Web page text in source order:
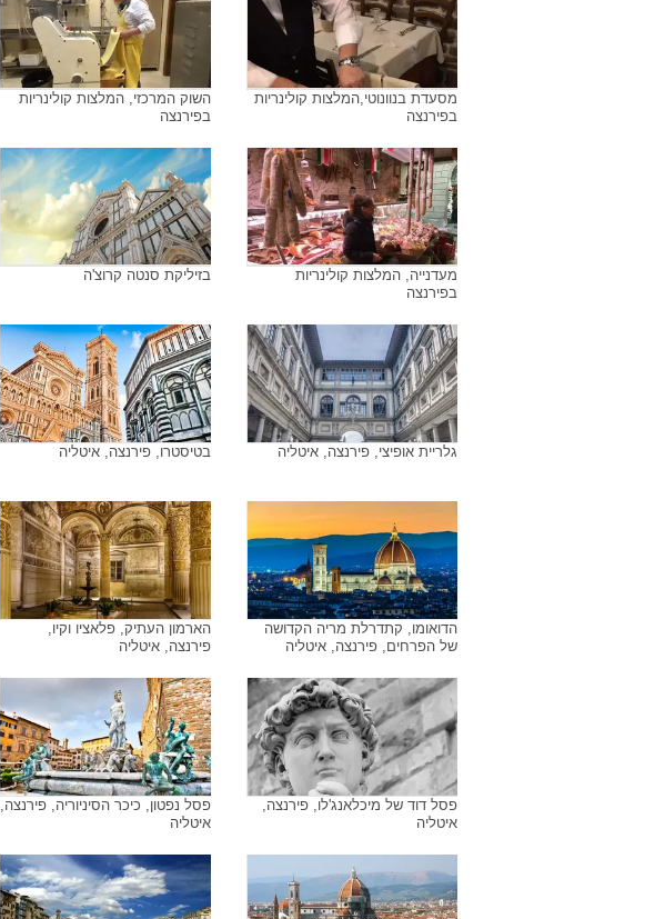
מסעדת בנוונוטי,המלצות קולינריות
בפירנצה
השוק המרכזי, המלצות קולינריות
בפירנצה
מעדנייה, המלצות קולינריות
בפירנצה
בזיליקת סנטה קרוצ'ה
גלריית אופיצי, פירנצה, איטליה בטיסטרו, פירנצה, איטליה
הדואומו, קתדרלת מריה הקדושה
של הפרחים, פירנצה, איטליה
הארמון העתיק, פלאציו וקיו,
פירנצה, איטליה
פסל דוד של מיכלאנג'לו, פירנצה,
איטליה
פסל נפטון, כיכר הסיניוריה, פירנצה,
איטליה